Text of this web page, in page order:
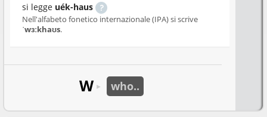
si legge uék-haus
Nell'alfabeto fonetico internazionale (IPA) si scrive
ˈwɜːkhaʊs.
W ► who..